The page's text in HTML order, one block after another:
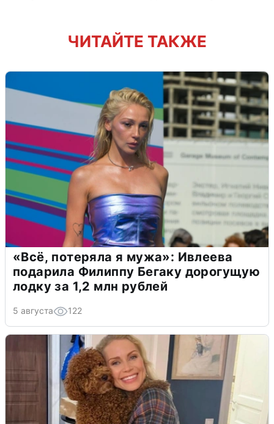
ЧИТАЙТЕ ТАКЖЕ
«Всё, потеряла я мужа»: Ивлеева
подарила Филиппу Бегаку дорогущую
лодку за 1,2 млн рублей
5 августа 122